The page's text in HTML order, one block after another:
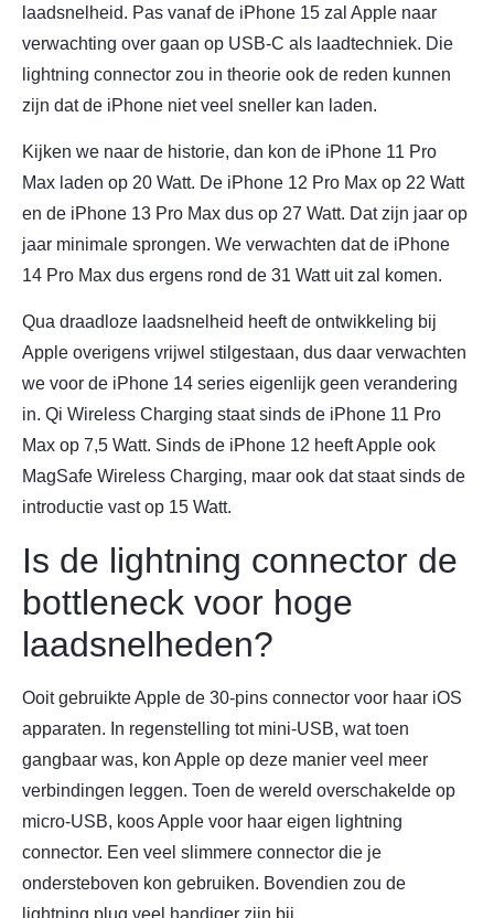
laadsnelheid. Pas vanaf de iPhone 15 zal Apple naar
verwachting over gaan op USB-C als laadtechniek. Die
lightning connector zou in theorie ook de reden kunnen
zijn dat de iPhone niet veel sneller kan laden.
Kijken we naar de historie, dan kon de iPhone 11 Pro
Max laden op 20 Watt. De iPhone 12 Pro Max op 22 Watt
en de iPhone 13 Pro Max dus op 27 Watt. Dat zijn jaar op
jaar minimale sprongen. We verwachten dat de iPhone
14 Pro Max dus ergens rond de 31 Watt uit zal komen.
Qua draadloze laadsnelheid heeft de ontwikkeling bij
Apple overigens vrijwel stilgestaan, dus daar verwachten
we voor de iPhone 14 series eigenlijk geen verandering
in. Qi Wireless Charging staat sinds de iPhone 11 Pro
Max op 7,5 Watt. Sinds de iPhone 12 heeft Apple ook
MagSafe Wireless Charging, maar ook dat staat sinds de
introductie vast op 15 Watt.
Is de lightning connector de
bottleneck voor hoge
laadsnelheden?
Ooit gebruikte Apple de 30-pins connector voor haar iOS
apparaten. In regenstelling tot mini-USB, wat toen
gangbaar was, kon Apple op deze manier veel meer
verbindingen leggen. Toen de wereld overschakelde op
micro-USB, koos Apple voor haar eigen lightning
connector. Een veel slimmere connector die je
ondersteboven kon gebruiken. Bovendien zou de
lightning plug veel handiger zijn bij